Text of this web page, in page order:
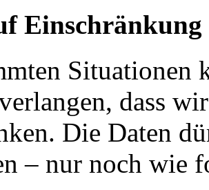
Situationen
dass
Die Daten
– nur noch wie